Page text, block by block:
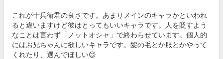
これが十兵衛君の良さです。あまりメインのキャラかといわれ
ると違いますけど彼はとってもいいキャラです。人を貶すよう
なことは言わず「ノットオシャ」で終わらせています。個人的
にはお兄ちゃんに欲しいキャラです。髪の毛とか服とかやって
くれたり、選んでほしい😊